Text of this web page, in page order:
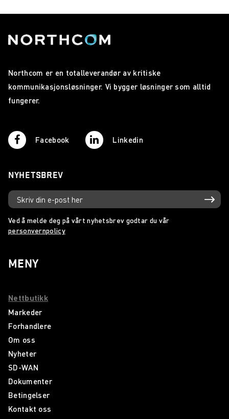
Northcom er en totalleverandør av kritiske
kommunikasjonsløsninger. Vi bygger løsninger som alltid
fungerer.
Facebook Linkedin
NYHETSBREV
Ved å melde deg på vårt nyhetsbrev godtar du vår
personvernpolicy
MENY
Nettbutikk
Markeder
Forhandlere
Om oss
Nyheter
SD-WAN
Dokumenter
Betingelser
Kontakt oss